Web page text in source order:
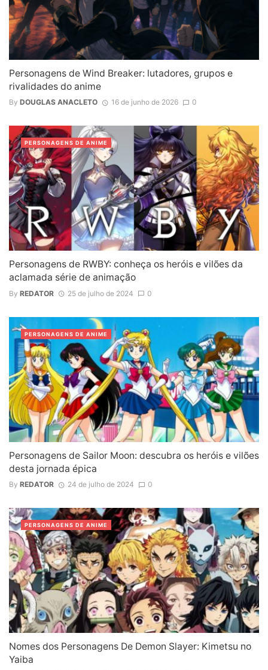
Personagens de Wind Breaker: lutadores, grupos e
rivalidades do anime
By DOUGLAS ANACLETO 16 de junho de 2026 0
Personagens de RWBY: conheça os heróis e vilões da
aclamada série de animação
By REDATOR 25 de julho de 2024 0
PERSONAGENS DE ANIME
Personagens de Sailor Moon: descubra os heróis e vilões
desta jornada épica
By REDATOR 24 de julho de 2024 0
PERSONAGENS DE ANIME
Nomes dos Personagens De Demon Slayer: Kimetsu no
Yaiba
PERSONAGENS DE ANIME